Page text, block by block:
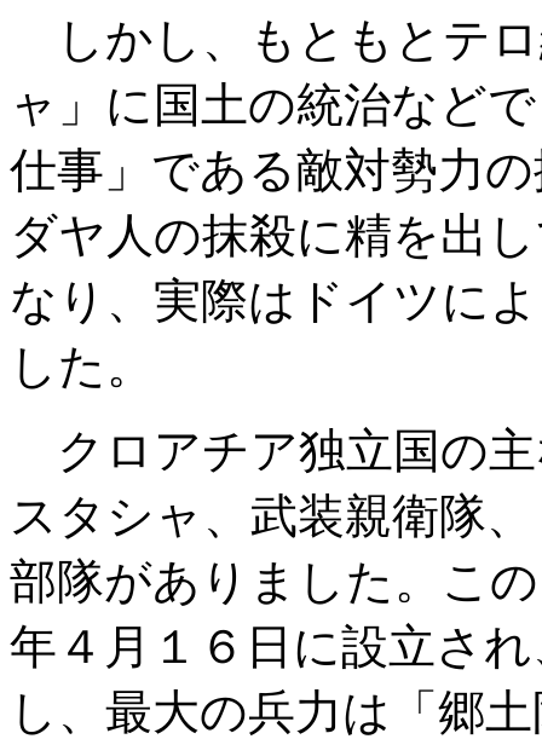
しかし、もともとテ
ャ」に国土の統治など
仕事」である敵対勢力
ダヤ人の抹殺に精を出
なり、実際はドイツに
した。
クロアチア独立国の
スタシャ、武装親衛隊
部隊がありました。こ
年４月１６日に設立さ
し、最大の兵力は「郷